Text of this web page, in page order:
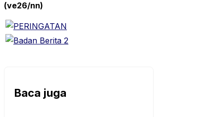
(ve26/nn)
Baca juga